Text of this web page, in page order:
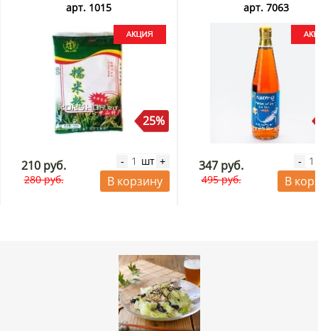
Масло из семян кунжута оказывает крайне благотворное
влияние на организм:
Улучшает работу эндокринной, нервной и сердечно-
сосудистой системы;
Способствует улучшению зрения;
Укрепляет иммунитет;
Нейтрализует пагубное влияние токсинов, солей
тяжёлых металлов, радионуклидов;
Регулирует уровень сахара в крови;
Улучшает состояние волос, кожи и ногтей;
Снижает уровень холестерина в крови.
арт. 1015
25%
210 руб.
280 руб.
- шт +
В корзину
арт. 7063
347 руб.
495 руб.
-
В